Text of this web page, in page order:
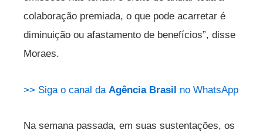
colaboração premiada, o que pode acarretar é
diminuição ou afastamento de benefícios”, disse
Moraes.
>> Siga o canal da Agência Brasil no WhatsApp
Na semana passada, em suas sustentações, os